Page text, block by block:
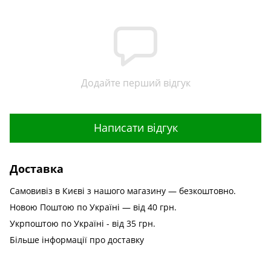
Додайте перший відгук
Написати відгук
Доставка
Самовивіз в Києві з нашого магазину — безкоштовно.
Новою Поштою по Україні — від 40 грн.
Укрпоштою по Україні - від 35 грн.
Більше інформації про доставку